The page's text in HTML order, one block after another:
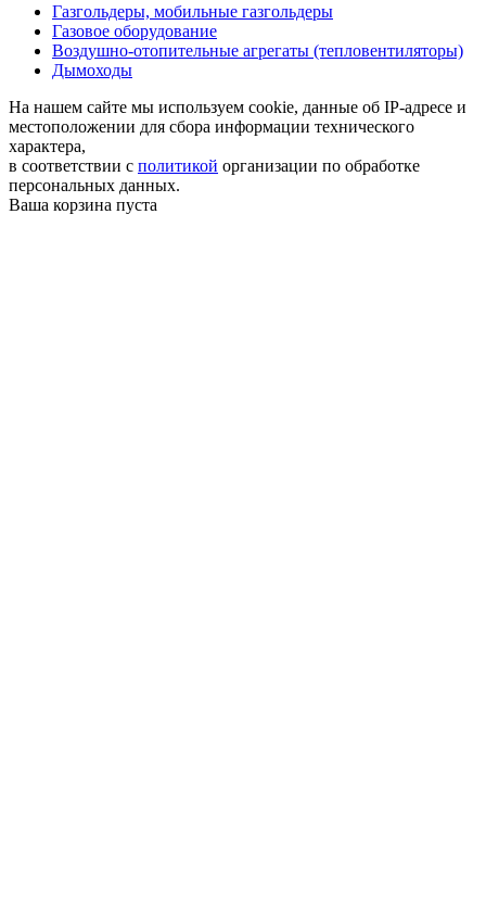
Газгольдеры, мобильные газгольдеры
Газовое оборудование
Воздушно-отопительные агрегаты (тепловентиляторы)
Дымоходы
На нашем сайте мы используем cookie, данные об IP-адресе и
местоположении для сбора информации технического
характера,
в соответствии с политикой организации по обработке
персональных данных.
Ваша корзина пуста